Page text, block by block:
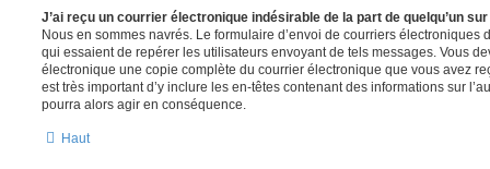
J’ai reçu un courrier électronique indésirable de la part de quelqu’un
Nous en sommes navrés. Le formulaire d’envoi de courriers électroniques
qui essaient de repérer les utilisateurs envoyant de tels messages. Vous
électronique une copie complète du courrier électronique que vous avez
est très important d’y inclure les en-têtes contenant des informations sur
pourra alors agir en conséquence.
Haut